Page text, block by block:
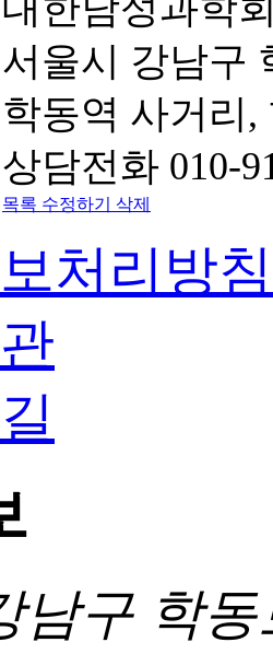
서울시 강남구
학동역 사거리,
상담전화 010-
목록 수정하기 삭제
처리방침
남구 학